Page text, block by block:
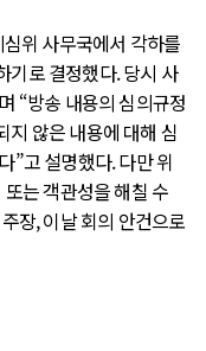
위 사무국에서 각하를
기로 결정했다. 당시 사
“방송 내용의 심의규정
지 않은 내용에 대해 심
”고 설명했다. 다만 위
는 객관성을 해칠 수
장, 이날 회의 안건으로